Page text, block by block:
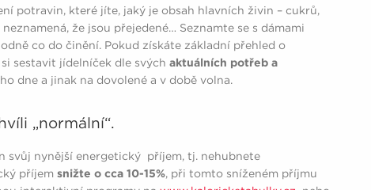
potravin, které jíte, jaký je obsah hlavních živin – cukrů,
že jsou přejedené… Seznamte se s dámami
co do činění. Pokud získáte základní přehled o
sestavit jídelníček dle svých aktuálních potřeb a
dne a jinak na dovolené a v době volna.
„normální“.
svůj nynější energetický příjem, tj. nehubnete
příjem snižte o cca 10-15%, při tomto sníženém příjmu